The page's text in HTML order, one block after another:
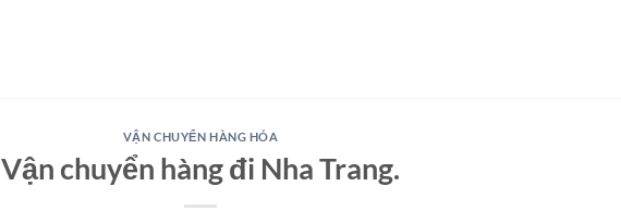
VẬN CHUYỂN HÀNG HÓA
Vận chuyển hàng đi Nha Trang.